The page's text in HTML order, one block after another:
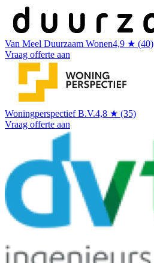
Van Meel Duurzaam Wonen4,9 ★ (40)
Vraag offerte aan
Woningperspectief B.V.4,8 ★ (35)
Vraag offerte aan